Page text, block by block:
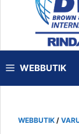
WEBBUTIK
WEBBUTIK /